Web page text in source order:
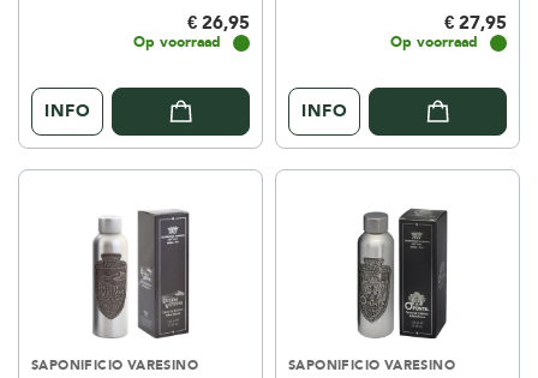
€ 26,95
Op voorraad
INFO
€ 27,95
Op voorraad
INFO
SAPONIFICIO VARESINO SAPONIFICIO VARESINO